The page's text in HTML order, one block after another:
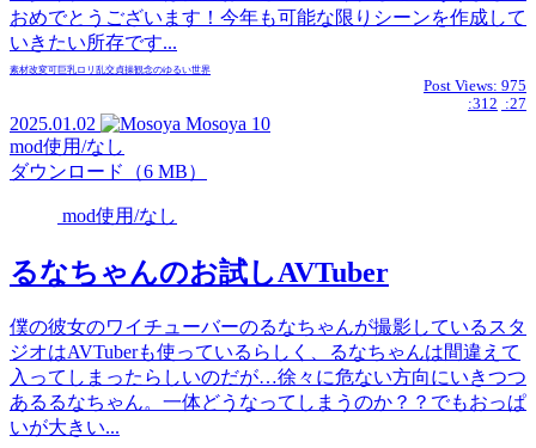
おめでとうございます！今年も可能な限りシーンを作成して
いきたい所存です...
素材改変可巨乳ロリ 乱交貞操観念のゆるい世界
Post Views: 975
:312 :27
2025.01.02 Mosoya 10
mod使用/なし
ダウンロード（6 MB）
mod使用/なし
るなちゃんのお試しAVTuber
僕の彼女のワイチューバーのるなちゃんが撮影しているスタ
ジオはAVTuberも使っているらしく、るなちゃんは間違えて
入ってしまったらしいのだが…徐々に危ない方向にいきつつ
あるるなちゃん。一体どうなってしまうのか？？でもおっぱ
いが大きい...